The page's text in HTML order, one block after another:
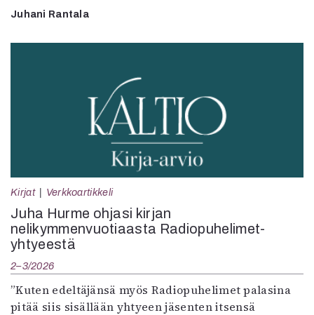
Juhani Rantala
Kirjat Verkkoartikkeli
Juha Hurme ohjasi kirjan
nelikymmenvuotiaasta Radiopuhelimet-
yhtyeestä
2–3/2026
”Kuten edeltäjänsä myös Radiopuhelimet palasina
pitää siis sisällään yhtyeen jäsenten itsensä